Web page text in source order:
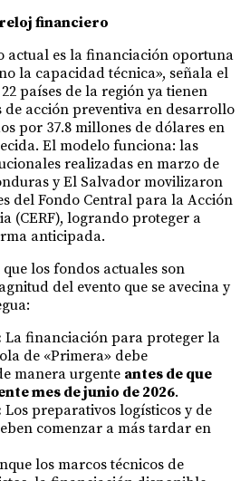
financiero
actual es la financiación oportuna
la capacidad técnica», señala el
países de la región ya tienen
de acción preventiva en desarrollo
por 37.8 millones de dólares en
El modelo funciona: las
realizadas en marzo de
y El Salvador movilizaron
del Fondo Central para la Acción
(CERF), logrando proteger a
anticipada.
los fondos actuales son
del evento que se avecina y
La financiación para proteger la
de «Primera» debe
manera urgente antes de que
mes de junio de 2026.
Los preparativos logísticos y de
comenzar a más tardar en
los marcos técnicos de